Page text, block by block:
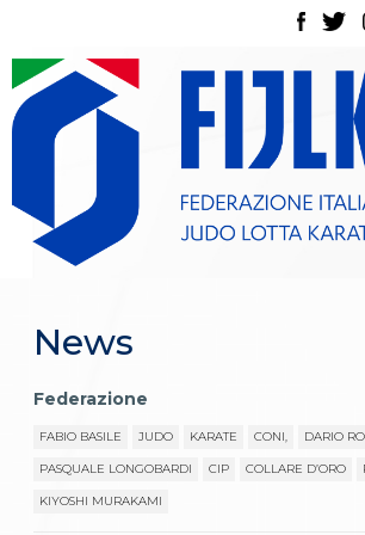
La Federazione
Tesseramento
Contatti
Norme e modulistica Affiliazioni e
Classifica Società Sportive con
tesserati
Judo
La disciplina
News
Federazione
FABIO BASILE JUDO KARATE CONI, DARIO
PASQUALE LONGOBARDI CIP COLLARE D’ORO
KIYOSHI MURAKAMI